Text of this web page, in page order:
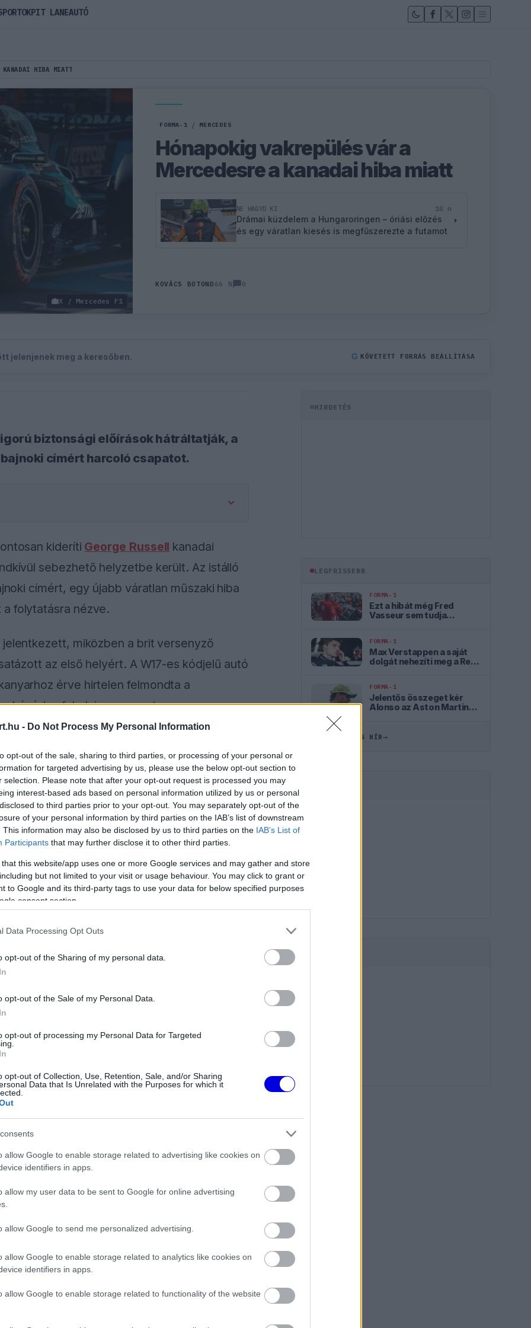
- Do Not Process My Personal Information
opt-out of the sale, sharing to third parties, or processing of your personal or
for targeted advertising by us, please use the below opt-out section to
selection. Please note that after your opt-out request is processed you may
interest-based ads based on personal information utilized by us or personal
to third parties prior to your opt-out. You may separately opt-out of the
of your personal information by third parties on the IAB’s list of downstream
This information may also be disclosed by us to third parties on the IAB’s List of
Participants that may further disclose it to other third parties.
that this website/app uses one or more Google services and may gather and store
but not limited to your visit or usage behaviour. You may click to grant or
to Google and its third-party tags to use your data for below specified purposes
consent section.
Data Processing Opt Outs
opt-out of the Sharing of my personal data.
opt-out of the Sale of my Personal Data.
opt-out of processing my Personal Data for Targeted
opt-out of Collection, Use, Retention, Sale, and/or Sharing
Data that Is Unrelated with the Purposes for which it
allow Google to enable storage related to advertising like cookies on
identifiers in apps.
allow my user data to be sent to Google for online advertising
allow Google to send me personalized advertising.
allow Google to enable storage related to analytics like cookies on
identifiers in apps.
allow Google to enable storage related to functionality of the website
KANADAI HIBA MIATT
X / Mercedes F1
FORMA-1 / MERCEDES
Hónapokig vakrepülés vár a
Mercedesre a kanadai hiba miatt
NE HAGYD KI 10 n
Drámai küzdelem a Hungaroringen – óriási előzés
és egy váratlan kiesés is megfűszerezte a futamot
KOVÁCS BOTOND 66 N 0
jelenjenek meg a keresőben. G KÖVETETT FORRÁS BEÁLLÍTÁSA
biztonsági előírások hátráltatják, a
címért harcoló csapatot.
kideríti George Russell kanadai
sebezhető helyzetbe került. Az istálló
címért, egy újabb váratlan műszaki hiba
folytatásra nézve.
miközben a brit versenyző
az első helyért. A W17-es kódjelű autó
érve hirtelen felmondta a
húzódva feladni a versenyt.
the server or network failed or because the
supported.
jel a brackley-iek számára,
küzdött a
vizsgálatát ráadásul szigorú
a
FORMA-1
HIRDETÉS
LEGFRISSEBB
FORMA-1
Ezt a hibát még Fred
Vasseur sem tudja
FORMA-1
Max Verstappen a saját
dolgát nehezíti meg a Red
FORMA-1
Jelentős összeget kér
Alonso az Aston Martintól
ÖSSZES FRISS HÍR→
PIT LANEAUTÓ